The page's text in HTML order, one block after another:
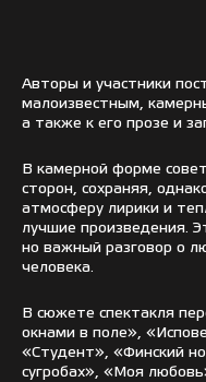
Авторы и участники
малоизвестным,
а также к его прозе и
В камерной форме
сторон, сохраняя,
атмосферу лирики и
лучшие произведения.
но важный разговор о
человека.
В сюжете спектакля
окнами в поле»,
«Студент», «Финский
сугробах», «Моя